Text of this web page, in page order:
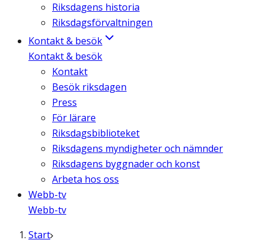
Riksdagens historia
Riksdagsförvaltningen
Kontakt & besök
Kontakt & besök
Kontakt
Besök riksdagen
Press
För lärare
Riksdagsbiblioteket
Riksdagens myndigheter och nämnder
Riksdagens byggnader och konst
Arbeta hos oss
Webb-tv
Webb-tv
Start